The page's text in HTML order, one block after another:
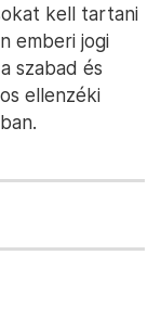
kell tartani
emberi jogi
szabad és
ellenzéki